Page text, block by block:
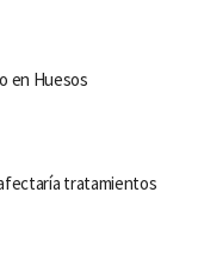
en Huesos
tratamientos